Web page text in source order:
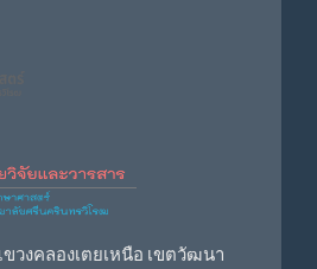
วงคลองเตยเหนือ เขตวัฒนา